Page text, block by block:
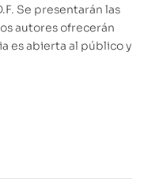
Se presentarán las
autores ofrecerán
es abierta al público y